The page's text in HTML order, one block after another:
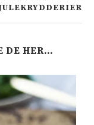
DE HER…